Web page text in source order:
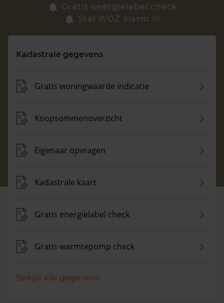
Vragen? Neem contact met ons op
088 220 4200
Gratis energielabel check
Stel WOZ alarm in
Kadastrale gegevens
Gratis woningwaarde indicatie
Koopsommenoverzicht
Eigenaar opvragen
Kadastrale kaart
Gratis energielabel check
Gratis warmtepomp check
Bekijk alle gegevens